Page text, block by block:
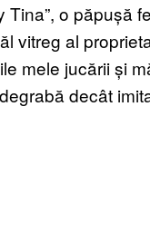
Tina”, o păpușă
vitreg al
mele jucării și
decât